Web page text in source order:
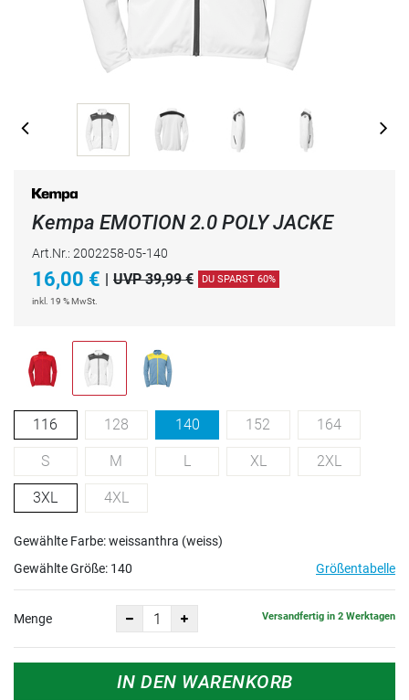
Kempa EMOTION 2.0 POLY JACKE
Art.Nr.: 2002258-05-140
16,00 € | UVP 39,99 € DU SPARST 60%
inkl. 19 % MwSt.
116 128 140 152 164
S M L XL 2XL
3XL 4XL
Gewählte Farbe: weissanthra (weiss)
Gewählte Größe: 140 Größentabelle
Menge Versandfertig in 2 Werktagen
IN DEN WARENKORB